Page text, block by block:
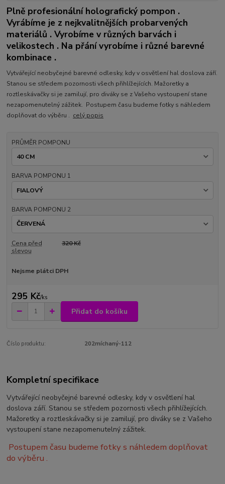
Plně profesionální holografický pompon .
Vyrábíme je z nejkvalitnějších probarvených
materiálů . Vyrobíme v různých barvách i
velikostech . Na přání vyrobíme i různé barevné
kombinace .
Vytvářející neobyčejné barevné odlesky, kdy v osvětlení hal doslova září.
Stanou se středem pozornosti všech přihlížejících. Mažoretky a
roztleskávačky si je zamilují, pro diváky se z Vašeho vystoupení stane
nezapomenutelný zážitek. Postupem času budeme fotky s náhledem
doplňovat do výběru . celý popis
PRŮMĚR POMPONU
BARVA POMPONU 1
BARVA POMPONU 2
Cena před
slevou
320 Kč
Nejsme plátci DPH
295 Kč/ks
Přidat do košíku
Číslo produktu: 202míchaný-112
Kompletní specifikace
Vytvářející neobyčejné barevné odlesky, kdy v osvětlení hal
doslova září. Stanou se středem pozornosti všech přihlížejících.
Mažoretky a roztleskávačky si je zamilují, pro diváky se z Vašeho
vystoupení stane nezapomenutelný zážitek.
Postupem času budeme fotky s náhledem doplňovat
do výběru .